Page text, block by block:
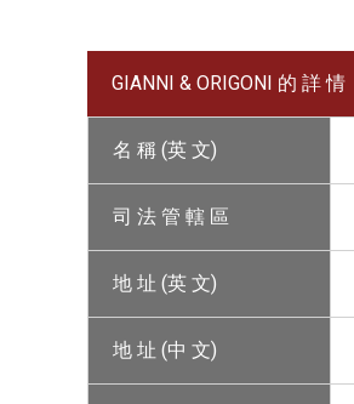
GIANNI & ORIGONI 的 詳 情
名 稱 (英 文)
司 法 管 轄 區
地 址 (英 文)
地 址 (中 文)